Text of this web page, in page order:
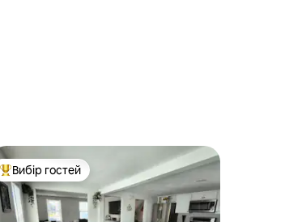
Топ вибір гостей
Вибір гостей